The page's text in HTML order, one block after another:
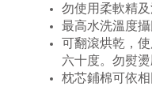
勿使用柔軟精及
最高水洗溫度
可翻滾烘乾，
六十度。勿熨燙
枕芯鋪棉可依相